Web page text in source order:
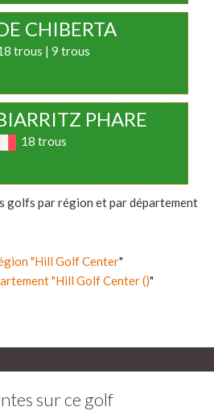
CHIBERTA
trous | 9 trous
PHARE
18 trous
golfs par région et par département
"Hill Golf Center"
"Hill Golf Center ()"
sur ce golf